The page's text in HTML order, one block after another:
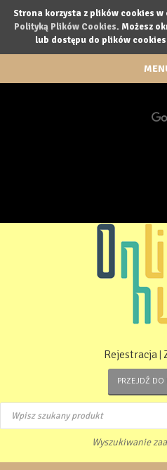
Strona korzysta z plików cookies
Polityką Plików Cookies. Możesz
lub dostępu do plików
Rejestracja
PRZEJDŹ DO
Wyszukiwanie